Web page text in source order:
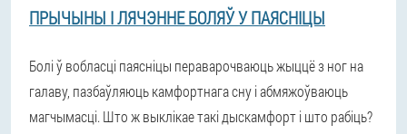
ПРЫЧЫНЫ І ЛЯЧЭННЕ БОЛЯЎ У ПАЯСНІЦЫ
Болі ў вобласці паясніцы пераварочваюць жыццё з ног на
галаву, пазбаўляюць камфортнага сну і абмяжоўваюць
магчымасці. Што ж выклікае такі дыскамфорт і што рабіць?